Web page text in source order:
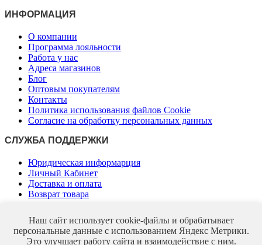
ИНФОРМАЦИЯ
О компании
Программа лояльности
Работа у нас
Адреса магазинов
Блог
Оптовым покупателям
Контакты
Политика использования файлов Cookie
Согласие на обработку персональных данных
СЛУЖБА ПОДДЕРЖКИ
Юридическая информарция
Личный Кабинет
Доставка и оплата
Возврат товара
Свяжитесь с нами удобным способом:
Наш сайт использует cookie-файлы и обрабатывает
персональные данные с использованием Яндекс Метрики.
Это улучшает работу сайта и взаимодействие с ним.